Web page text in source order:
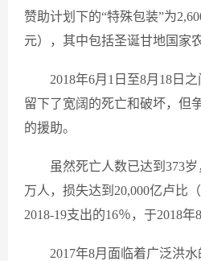
赞助计划下的“特殊包装”为
元），其中包括圣诞甘地国家
2018年6月1日至8月18日
留下了宽阔的死亡和破坏，但
的援助。
虽然死亡人数已达到373
万人，损失达到20,000亿卢比
2018-19支出的16％，于2018年
2017年8月面临着广泛洪